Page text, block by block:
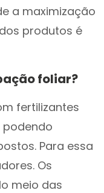
a maximização
produtos é
foliar?
fertilizantes
podendo
Para essa
Os
meio das